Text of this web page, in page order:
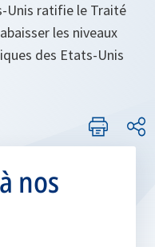
Unis ratifie le Traité
les niveaux
des Etats-Unis
nos